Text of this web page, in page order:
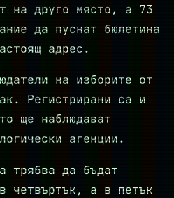
на друго място, а 73
да пуснат бюлетина
адрес.
на изборите от
Регистрирани са и
ще наблюдават
агенции.
трябва да бъдат
четвъртък, а в петък